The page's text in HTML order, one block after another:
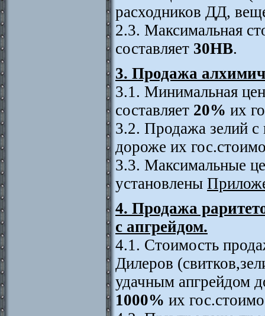
расходников ДД,
2.3. Максимальная
составляет 30НВ.
3. Продажа
3.1. Минимальная
составляет 20% их
3.2. Продажа зелий с
дороже их
3.3. Максимальные
установлены
4. Продажа
с апгрейдом.
4.1. Стоимость
Дилеров
удачным апгрейдом
1000% их